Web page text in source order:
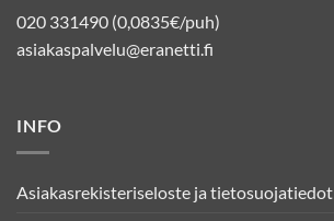
020 331490 (0,0835€/puh)
asiakaspalvelu@eranetti.fi
INFO
Asiakasrekisteriseloste ja tietosuojatiedot